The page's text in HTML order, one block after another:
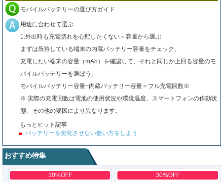
モバイルバッテリーの選び方ガイド
用途に合わせて選ぶ
1.外出時も充電切れを心配したくない～容量から選ぶ
まずは所持している端末の内蔵バッテリー容量をチェック。
充電したい端末の容量（mAh）を確認して、それと同じか上回る容量のモ
バイルバッテリーを選ぼう。
モバイルバッテリー容量÷内蔵バッテリー容量＝フル充電回数※
※ 実際の充電回数は電池の使用状況や環境温度、スマートフォンの作動状
態、その他の要因により異なります。
もっとヒット記事
バッテリーを劣化させない使い方をしよう
おすすめ特集
30%OFF 30%OFF